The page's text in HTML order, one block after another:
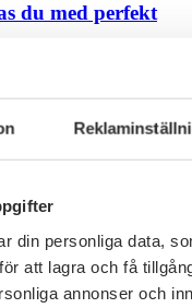
din personliga data,
att lagra och få
annonser och
du med perfekt
viktigt att känna till rätt
tillbehören för en